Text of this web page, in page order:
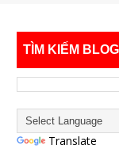
TÌM KIẾM
Translate